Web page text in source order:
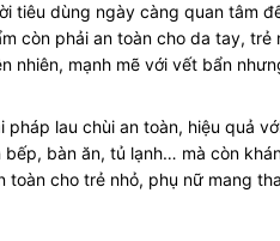
tiêu dùng ngày càng quan tâm
còn phải an toàn cho da tay,
nhiên, mạnh mẽ với vết bẩn
pháp lau chùi an toàn, hiệu quả
bàn ăn, tủ lạnh… mà còn
toàn cho trẻ nhỏ, phụ nữ mang